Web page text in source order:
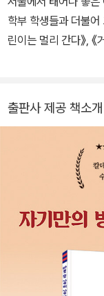
학부 학생들과 더불어
린이는 멀리 간다》, 《
출판사 제공 책소개